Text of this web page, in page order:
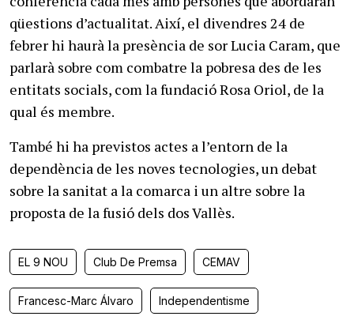
qüestions d’actualitat. Així, el divendres 24 de
febrer hi haurà la presència de sor Lucia Caram, que
parlarà sobre com combatre la pobresa des de les
entitats socials, com la fundació Rosa Oriol, de la
qual és membre.
També hi ha previstos actes a l’entorn de la
dependència de les noves tecnologies, un debat
sobre la sanitat a la comarca i un altre sobre la
proposta de la fusió dels dos Vallès.
EL 9 NOU Club De Premsa CEMAV
Francesc-Marc Álvaro Independentisme